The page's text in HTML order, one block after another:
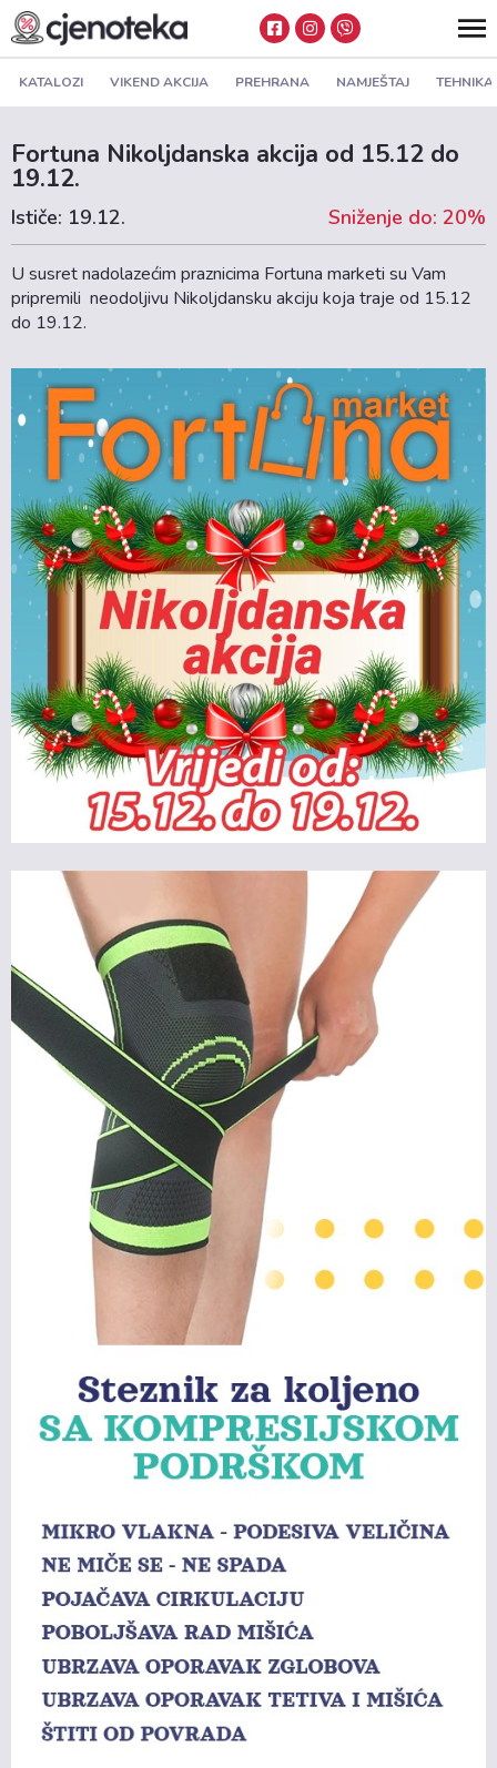
KATALOZI VIKEND AKCIJA PREHRANA NAMJEŠTAJ TEHNIKA
Fortuna Nikoljdanska akcija od 15.12 do
19.12.
Ističe: 19.12. Sniženje do: 20%
U susret nadolazećim praznicima Fortuna marketi su Vam
pripremili neodoljivu Nikoljdansku akciju koja traje od 15.12
do 19.12.